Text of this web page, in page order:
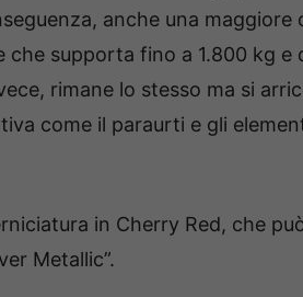
anche una maggiore
supporta fino a 1.800 kg e
rimane lo stesso ma si
come il paraurti e gli
in Cherry Red, che
Metallic”.